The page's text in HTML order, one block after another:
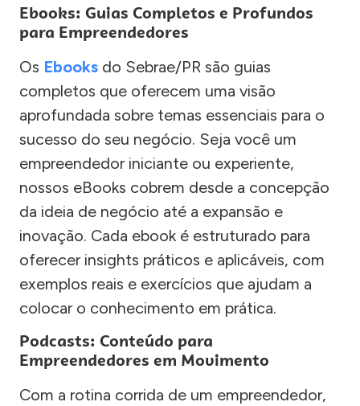
Ebooks: Guias Completos e Profundos
para Empreendedores
Os Ebooks do Sebrae/PR são guias
completos que oferecem uma visão
aprofundada sobre temas essenciais para o
sucesso do seu negócio. Seja você um
empreendedor iniciante ou experiente,
nossos eBooks cobrem desde a concepção
da ideia de negócio até a expansão e
inovação. Cada ebook é estruturado para
oferecer insights práticos e aplicáveis, com
exemplos reais e exercícios que ajudam a
colocar o conhecimento em prática.
Podcasts: Conteúdo para
Empreendedores em Movimento
Com a rotina corrida de um empreendedor,